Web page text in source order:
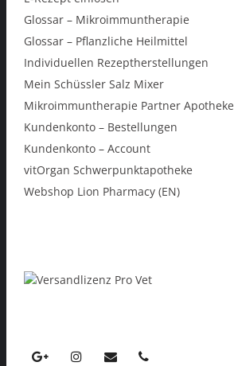
Glossar – Mikroimmuntherapie
Glossar – Pflanzliche Heilmittel
Individuellen Rezeptherstellungen
Mein Schüssler Salz Mixer
Mikroimmuntherapie Partner Apotheke
Kundenkonto – Bestellungen
Kundenkonto – Account
vitOrgan Schwerpunktapotheke
Webshop Lion Pharmacy (EN)